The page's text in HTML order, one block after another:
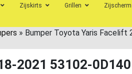
Zijskirts Grillen Zijscherm
» Bumper Toyota Yaris Facelift
2021 53102-